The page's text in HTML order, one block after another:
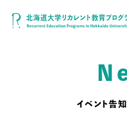
イベント告知